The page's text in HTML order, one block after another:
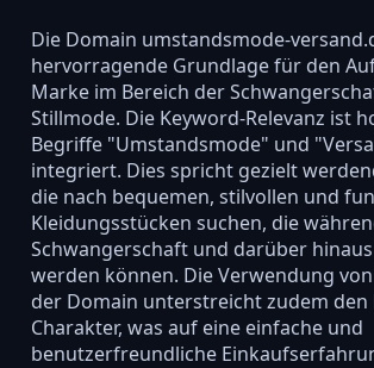
Die Domain umstandsmode-
hervorragende Grundlage für den
Marke im Bereich der
Stillmode. Die Keyword-Relevanz ist
Begriffe "Umstandsmode" und
integriert. Dies spricht gezielt
die nach bequemen, stilvollen und
Kleidungsstücken suchen, die
Schwangerschaft und darüber
werden können. Die Verwendung
der Domain unterstreicht zudem den
Charakter, was auf eine einfache und
benutzerfreundliche